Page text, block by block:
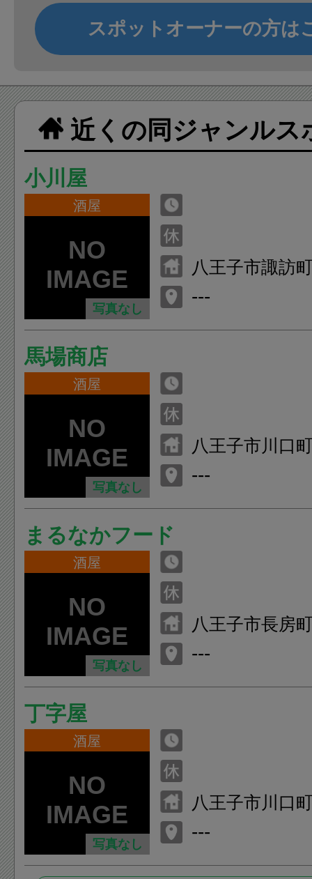
スポットオーナーの方は
近くの同ジャンルス
小川屋
酒屋
写真なし
八王子市諏訪
---
馬場商店
酒屋
写真なし
八王子市川口
---
まるなかフード
酒屋
写真なし
八王子市長房
---
丁字屋
酒屋
写真なし
八王子市川口
---